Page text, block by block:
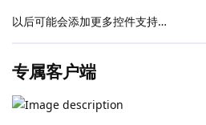
以后可能会添加更多控件支持…
专属客户端